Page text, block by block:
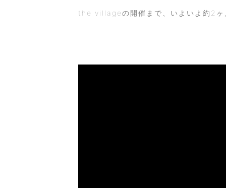
the villageの開催まで、いよいよ約2ヶ